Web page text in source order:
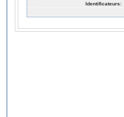
Identificateurs: